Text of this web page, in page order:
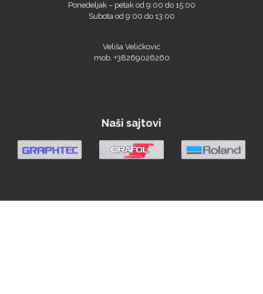
WrapCut
Ponedeljak – petak od 9:00 do 15:00
Subota od 9:00 do 13:00
Veliša Veličković
mob. +38269026260
Naši sajtovi